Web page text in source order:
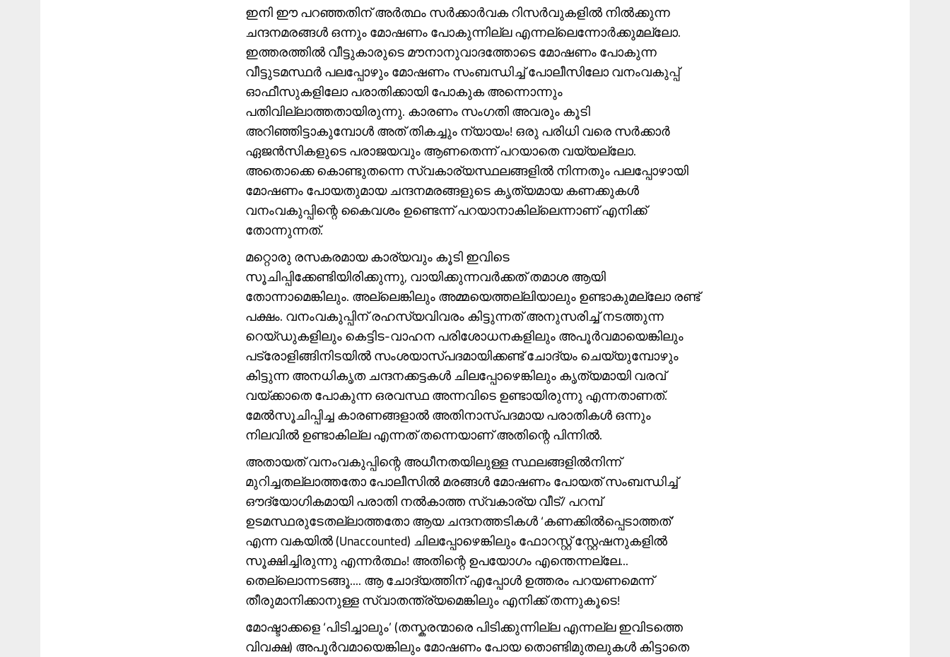
ഇനി ഈ പറഞ്ഞതിന് അർത്ഥം സർക്കാർവക റിസർവുകളിൽ നിൽക്കുന്ന
ചന്ദനമരങ്ങൾ ഒന്നും മോഷണം പോകുന്നില്ല എന്നല്ലെന്നോർക്കുമല്ലോ.
ഇത്തരത്തിൽ വീട്ടുകാരുടെ മൗനാനുവാദത്തോടെ മോഷണം പോകുന്ന
വീട്ടുടമസ്ഥർ പലപ്പോഴും മോഷണം സംബന്ധിച്ച് പോലീസിലോ വനംവകുപ്പ്
ഓഫീസുകളിലോ പരാതിക്കായി പോകുക അന്നൊന്നും
പതിവില്ലാത്തതായിരുന്നു. കാരണം സംഗതി അവരും കൂടി
അറിഞ്ഞിട്ടാകുമ്പോൾ അത് തികച്ചും ന്യായം! ഒരു പരിധി വരെ സർക്കാർ
ഏജൻസികളുടെ പരാജയവും ആണതെന്ന് പറയാതെ വയ്യല്ലോ.
അതൊക്കെ കൊണ്ടുതന്നെ സ്വകാര്യസ്ഥലങ്ങളിൽ നിന്നതും പലപ്പോഴായി
മോഷണം പോയതുമായ ചന്ദനമരങ്ങളുടെ കൃത്യമായ കണക്കുകൾ
വനംവകുപ്പിന്റെ കൈവശം ഉണ്ടെന്ന് പറയാനാകില്ലെന്നാണ് എനിക്ക്
തോന്നുന്നത്.
മറ്റൊരു രസകരമായ കാര്യവും കൂടി ഇവിടെ
സൂചിപ്പിക്കേണ്ടിയിരിക്കുന്നു, വായിക്കുന്നവർക്കത് തമാശ ആയി
തോന്നാമെങ്കിലും. അല്ലെങ്കിലും അമ്മയെത്തല്ലിയാലും ഉണ്ടാകുമല്ലോ രണ്ട്
പക്ഷം. വനംവകുപ്പിന് രഹസ്യവിവരം കിട്ടുന്നത് അനുസരിച്ച് നടത്തുന്ന
റെയ്ഡുകളിലും കെട്ടിട-വാഹന പരിശോധനകളിലും അപൂർവമായെങ്കിലും
പട്രോളിങ്ങിനിടയിൽ സംശയാസ്പദമായിക്കണ്ട് ചോദ്യം ചെയ്യുമ്പോഴും
കിട്ടുന്ന അനധികൃത ചന്ദനക്കട്ടകൾ ചിലപ്പോഴെങ്കിലും കൃത്യമായി വരവ്
വയ്ക്കാതെ പോകുന്ന ഒരവസ്ഥ അന്നവിടെ ഉണ്ടായിരുന്നു എന്നതാണത്.
മേൽസൂചിപ്പിച്ച കാരണങ്ങളാൽ അതിനാസ്പദമായ പരാതികൾ ഒന്നും
നിലവിൽ ഉണ്ടാകില്ല എന്നത് തന്നെയാണ് അതിന്റെ പിന്നിൽ.
അതായത് വനംവകുപ്പിന്റെ അധീനതയിലുള്ള സ്ഥലങ്ങളിൽനിന്ന്
മുറിച്ചതല്ലാത്തതോ പോലീസിൽ മരങ്ങൾ മോഷണം പോയത് സംബന്ധിച്ച്
ഔദ്യോഗികമായി പരാതി നൽകാത്ത സ്വകാര്യ വീട്/ പറമ്പ്
ഉടമസ്ഥരുടേതല്ലാത്തതോ ആയ ചന്ദനത്തടികൾ ‘കണക്കിൽപ്പെടാത്തത്’
എന്ന വകയിൽ (Unaccounted) ചിലപ്പോഴെങ്കിലും ഫോറസ്റ്റ് സ്റ്റേഷനുകളിൽ
സൂക്ഷിച്ചിരുന്നു എന്നർത്ഥം! അതിന്റെ ഉപയോഗം എന്തെന്നല്ലേ...
തെല്ലൊന്നടങ്ങൂ.... ആ ചോദ്യത്തിന് എപ്പോൾ ഉത്തരം പറയണമെന്ന്
തീരുമാനിക്കാനുള്ള സ്വാതന്ത്ര്യമെങ്കിലും എനിക്ക് തന്നുകൂടെ!
മോഷ്ടാക്കളെ ‘പിടിച്ചാലും’ (തസ്കരന്മാരെ പിടിക്കുന്നില്ല എന്നല്ല ഇവിടത്തെ
വിവക്ഷ) അപൂർവമായെങ്കിലും മോഷണം പോയ തൊണ്ടിമുതലുകൾ കിട്ടാതെ